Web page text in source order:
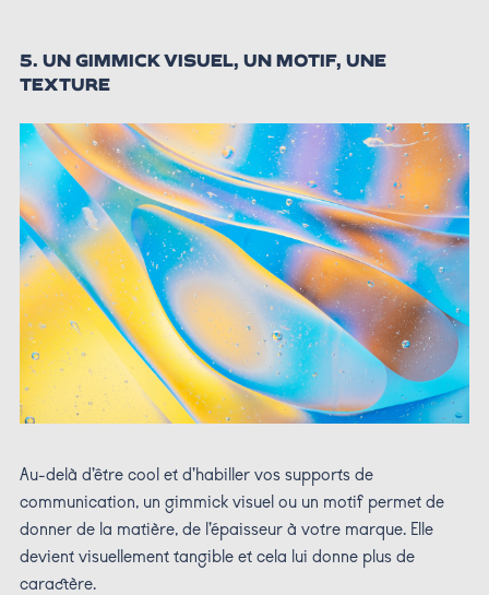
5. UN GIMMICK VISUEL, UN MOTIF, UNE
TEXTURE
Au-delà d’être cool et d’habiller vos supports de
communication, un gimmick visuel ou un motif permet de
donner de la matière, de l’épaisseur à votre marque. Elle
devient visuellement tangible et cela lui donne plus de
caractère.